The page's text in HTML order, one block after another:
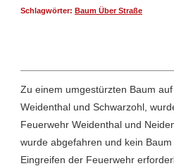
Schlagwörter: Baum Über Straße
Zu einem umgestürzten Baum
Weidenthal und Schwarzohl,
Feuerwehr Weidenthal und
wurde abgefahren und kein
Eingreifen der Feuerwehr